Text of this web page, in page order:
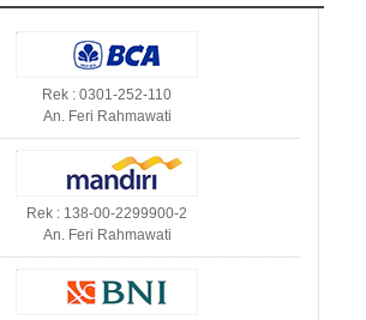
Rek : 0301-252-110
An. Feri Rahmawati
Rek : 138-00-2299900-2
An. Feri Rahmawati